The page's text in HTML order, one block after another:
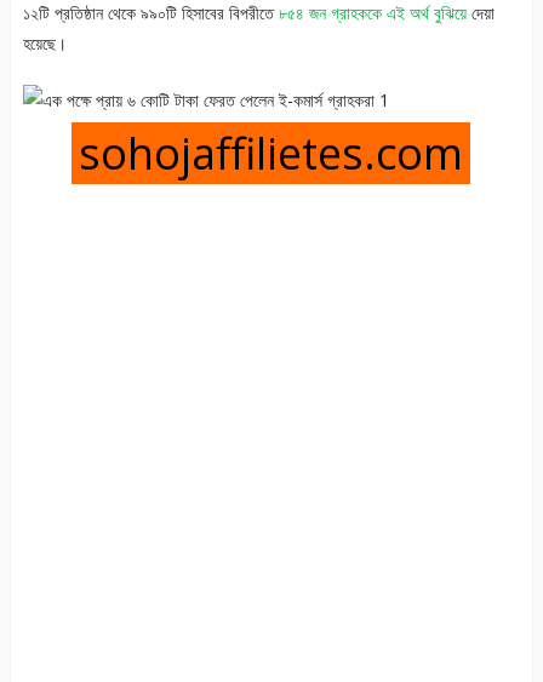
১২টি প্রতিষ্ঠান থেকে ৯৯০টি হিসাবের বিপরীতে৮৫৪ জন গ্রাহককে এই অর্থ বুঝিয়েদেয়া
হয়েছে।
sohojaffilietes.com